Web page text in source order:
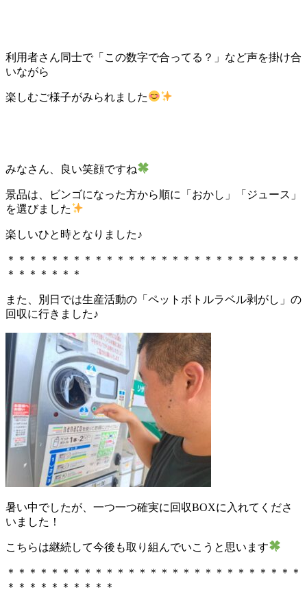
利用者さん同士で「この数字で合ってる？」など声を掛け合
いながら
楽しむご様子がみられました
みなさん、良い笑顔ですね
景品は、ビンゴになった方から順に「おかし」「ジュース」
を選びました
楽しいひと時となりました♪
＊＊＊＊＊＊＊＊＊＊＊＊＊＊＊＊＊＊＊＊＊＊＊＊＊＊＊
＊＊＊＊＊＊＊
また、別日では生産活動の「ペットボトルラベル剥がし」の
回収に行きました♪
暑い中でしたが、一つ一つ確実に回収BOXに入れてくださ
いました！
こちらは継続して今後も取り組んでいこうと思います
＊＊＊＊＊＊＊＊＊＊＊＊＊＊＊＊＊＊＊＊＊＊＊＊＊＊＊
＊＊＊＊＊＊＊＊＊＊